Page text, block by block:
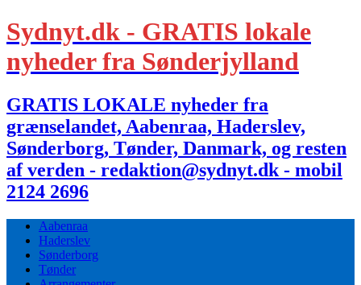
Sydnyt.dk - GRATIS lokale
nyheder fra Sønderjylland
GRATIS LOKALE nyheder fra
grænselandet, Aabenraa, Haderslev,
Sønderborg, Tønder, Danmark, og resten
af verden - redaktion@sydnyt.dk - mobil
2124 2696
Aabenraa
Haderslev
Sønderborg
Tønder